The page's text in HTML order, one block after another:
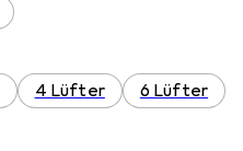
4 Lüfter 6 Lüfter